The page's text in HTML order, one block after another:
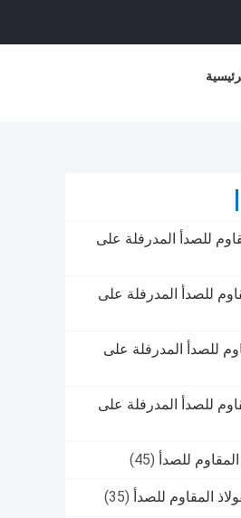
للصدأ المدرفلة على
للصدأ المدرفلة على
للصدأ المدرفلة على
للصدأ المدرفلة على
(45)
(35)